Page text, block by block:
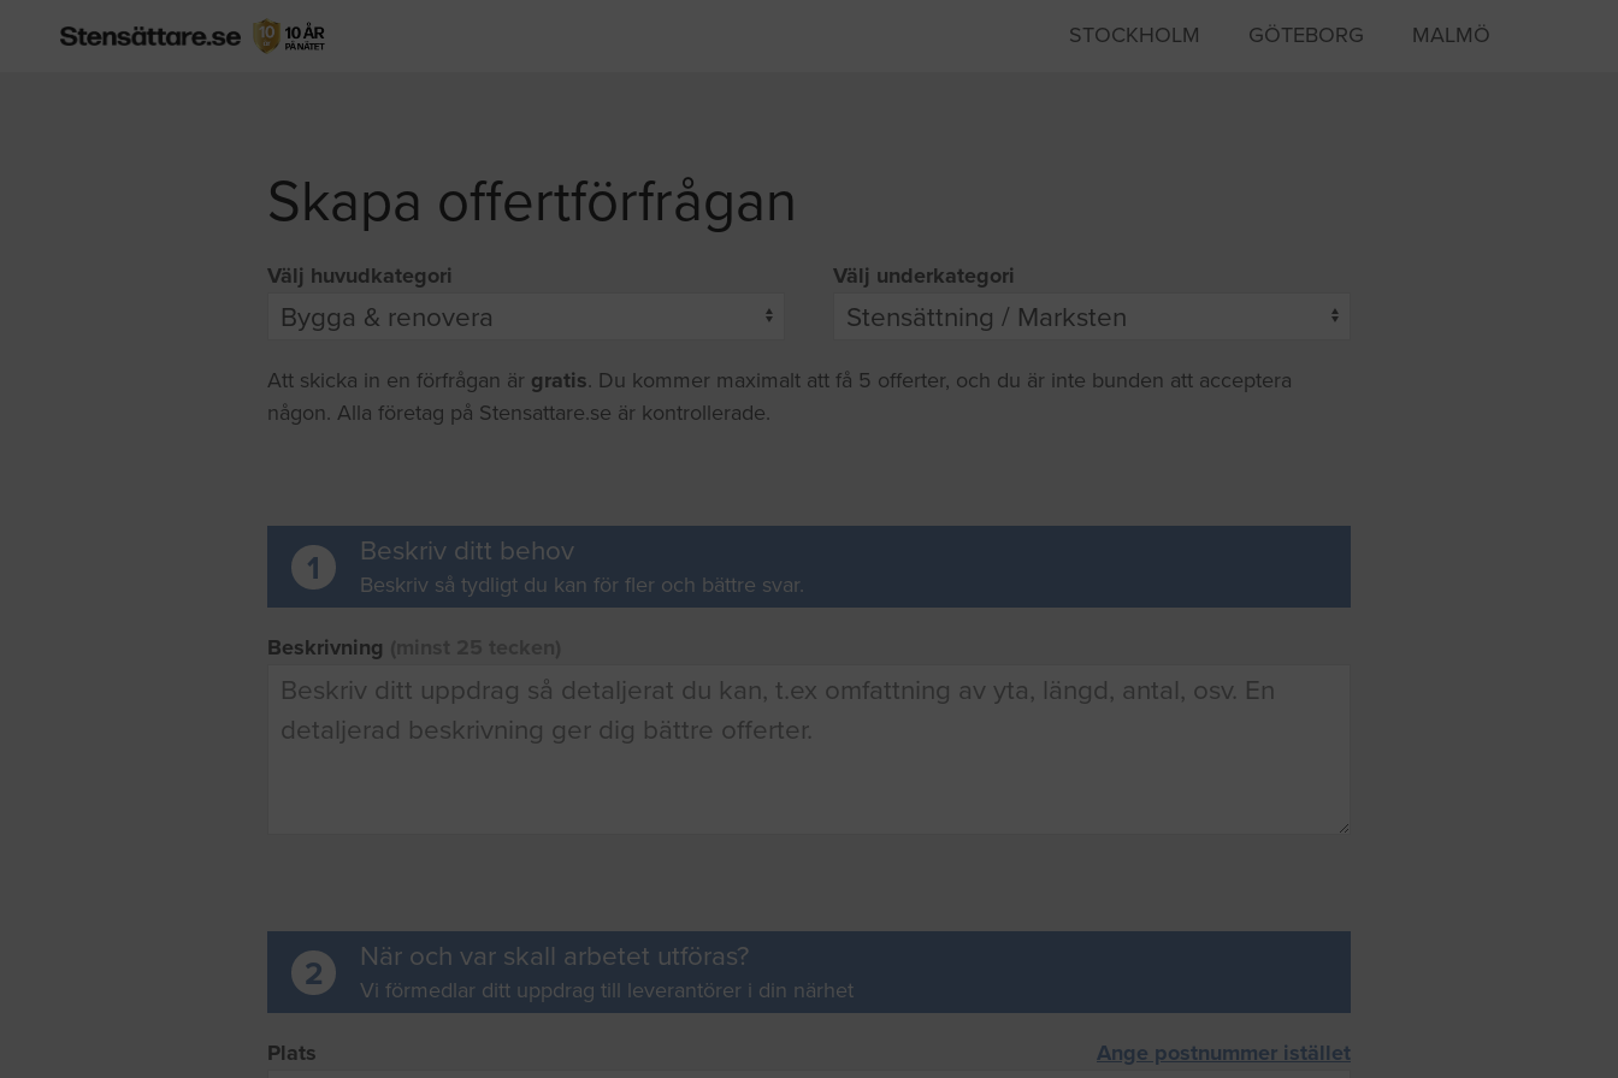
STOCKHOLM GÖTEBORG MALMÖ
Skapa offertförfrågan
Välj huvudkategori Välj underkategori
Att skicka in en förfrågan är gratis. Du kommer maximalt att få 5 offerter, och du är inte bunden att acceptera
någon. Alla företag på Stensattare.se är kontrollerade.
1 Beskriv ditt behov
Beskriv så tydligt du kan för fler och bättre svar.
Beskrivning
2 När och var skall arbetet utföras?
Vi förmedlar ditt uppdrag till leverantörer i din närhet
Plats Ange postnummer istället